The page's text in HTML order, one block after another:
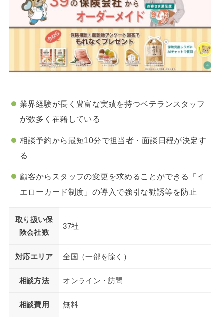
業界経験が長く豊富な実績を持つベテランスタッフ
が数多く在籍している
相談予約から最短10分で担当者・面談日程が決定す
る
顧客からスタッフの変更を求めることができる「イ
エローカード制度」の導入で強引な勧誘等を防止
取り扱い保
険会社数
37社
対応エリア 全国（一部を除く）
相談方法 オンライン・訪問
相談費用 無料